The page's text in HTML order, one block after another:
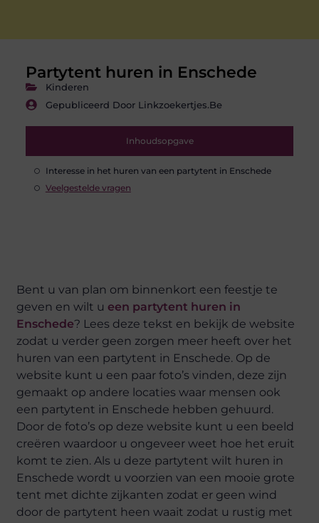
Partytent huren in Enschede
Kinderen
Gepubliceerd Door Linkzoekertjes.be
Inhoudsopgave
Interesse in het huren van een partytent in Enschede
Veelgestelde vragen
Bent u van plan om binnenkort een feestje te
geven en wilt u een partytent huren in
Enschede? Lees deze tekst en bekijk de website
zodat u verder geen zorgen meer heeft over het
huren van een partytent in Enschede. Op de
website kunt u een paar foto’s vinden, deze zijn
gemaakt op andere locaties waar mensen ook
een partytent in Enschede hebben gehuurd.
Door de foto’s op deze website kunt u een beeld
creëren waardoor u ongeveer weet hoe het eruit
komt te zien. Als u deze partytent wilt huren in
Enschede wordt u voorzien van een mooie grote
tent met dichte zijkanten zodat er geen wind
door de partytent heen waait zodat u rustig met